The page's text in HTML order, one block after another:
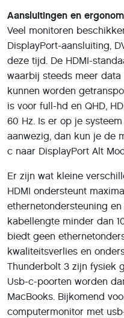
Aansluitingen en
Veel monitoren
DisplayPort-aansluiting,
deze tijd. De HDMI-
waarbij steeds meer data
kunnen worden
is voor full-hd en QHD,
60 Hz. Is er op je
aanwezig, dan kun je de
c naar DisplayPort Alt
Er zijn wat kleine
HDMI ondersteunt
ethernetondersteuning
kabellengte minder dan
biedt geen
kwaliteitsverlies en
Thunderbolt 3 zijn fysiek
Usb-c-poorten worden
MacBooks. Bijkomend
computermonitor met